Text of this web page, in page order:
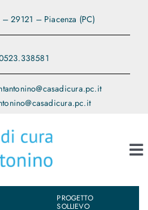
29121 – Piacenza (PC)
PROGETTO
SOLLIEVO